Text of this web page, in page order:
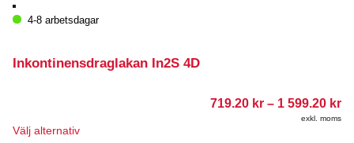
produktsidan
4-8 arbetsdagar
Inkontinensdraglakan In2S 4D
719.20 kr – 1 599.20 kr
exkl. moms
Välj alternativDen